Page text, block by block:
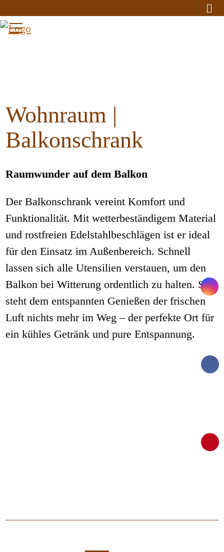
Wohnraum |
Balkonschrank
Raumwunder auf dem Balkon
Der Balkonschrank vereint Komfort und
Funktionalität. Mit wetterbeständigem Material
und rostfreien Edelstahlbeschlägen ist er ideal
für den Einsatz im Außenbereich. Schnell
lassen sich alle Utensilien verstauen, um den
Balkon bei Witterung ordentlich zu halten. So
steht dem entspannten Genießen der frischen
Luft nichts mehr im Weg – der perfekte Ort für
ein kühles Getränk und pure Entspannung.